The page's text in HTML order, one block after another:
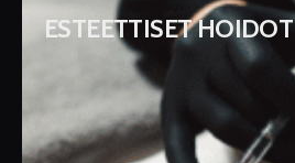
ESTEETTISET HOIDOT